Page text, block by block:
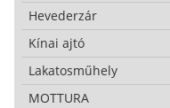
Hevederzár
Kínai ajtó
Lakatosműhely
MOTTURA